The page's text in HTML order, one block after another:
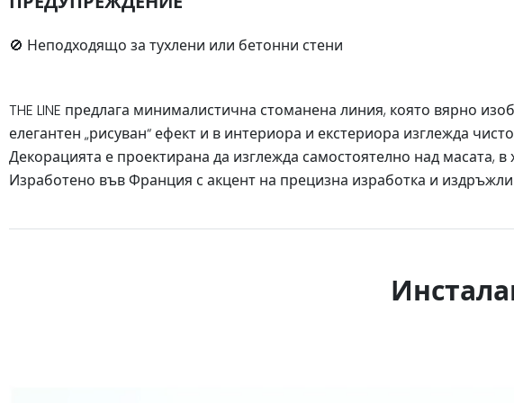
🚫 Неподходящо за тухлени или бетонни стени
THE LINE предлага минималистична стоманена линия, която вярно
елегантен „рисуван“ ефект и в интериора и екстериора изглежда
Декорацията е проектирана да изглежда самостоятелно над масата,
Изработено във Франция с акцент на прецизна изработка и